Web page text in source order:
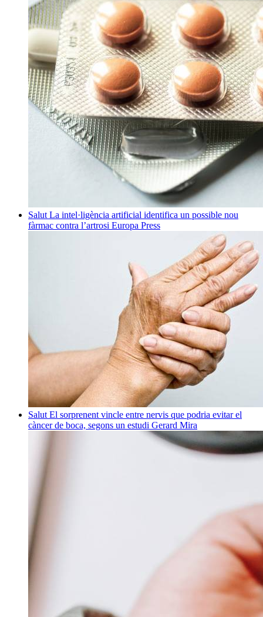
Salut La intel·ligència artificial identifica un possible nou
fàrmac contra l’artrosi Europa Press
Salut El sorprenent vincle entre nervis que podria evitar el
càncer de boca, segons un estudi Gerard Mira